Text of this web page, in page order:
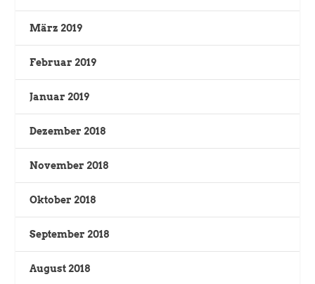
März 2019
Februar 2019
Januar 2019
Dezember 2018
November 2018
Oktober 2018
September 2018
August 2018